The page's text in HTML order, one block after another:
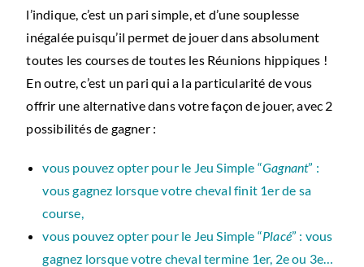
l’indique, c’est un pari simple, et d’une souplesse
inégalée puisqu’il permet de jouer dans absolument
toutes les courses de toutes les Réunions hippiques !
En outre, c’est un pari qui a la particularité de vous
offrir une alternative dans votre façon de jouer, avec 2
possibilités de gagner :
vous pouvez opter pour le Jeu Simple “Gagnant” :
vous gagnez lorsque votre cheval finit 1er de sa
course,
vous pouvez opter pour le Jeu Simple “Placé” : vous
gagnez lorsque votre cheval termine 1er, 2e ou 3e…